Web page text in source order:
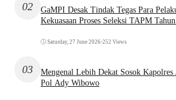
02
GaMPI Desak Tindak Tegas Para
Kekuasaan Proses Seleksi TAPM
Saturday, 27 June 2026•252 Views
03
Mengenal Lebih Dekat Sosok Kapolres
Pol Ady Wibowo